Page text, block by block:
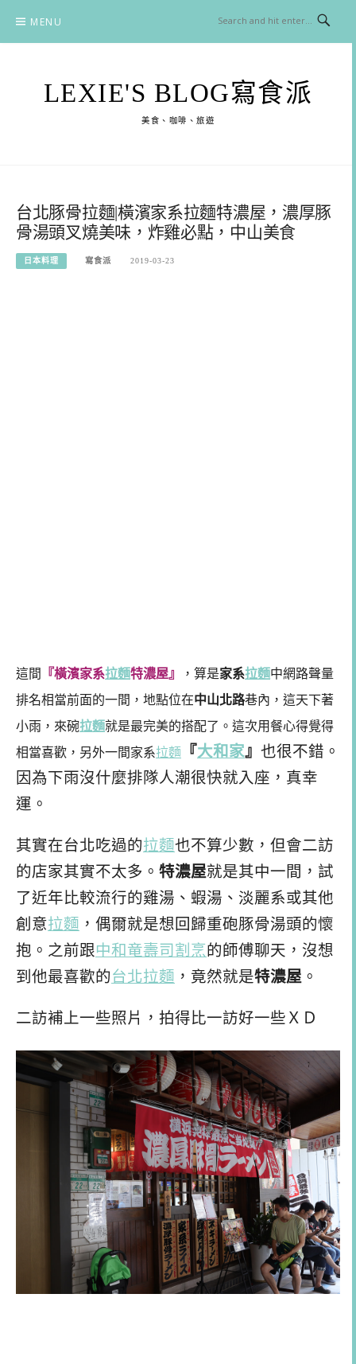
content
MENU
LEXIE'S BLOG寫食派
美食、咖啡、旅遊
台北豚骨拉麵|橫濱家系拉麵特濃屋，濃厚豚
骨湯頭叉燒美味，炸雞必點，中山美食
日本料理 寫食派 2019-03-23
這間 『橫濱家系拉麵特濃屋』 ，算是家系拉麵中網路聲量
排名相當前面的一間，地點位在中山北路巷內，這天下著
小雨 ，來碗拉麵就是最完美的搭配了。這次用餐心得覺得
相當喜歡，另外一間家系拉麵 『 大和家』 也很不錯。
因為下雨沒什麼排隊人潮很快就入座，真幸
運。
其實在台北吃過的拉麵也不算少數，但會二訪
的店家其實不太多。 特濃屋就是其中一間，試
了近年比較流行的雞湯、蝦湯、淡麗系或其他
創意拉麵 ，偶爾就是想回歸重砲豚骨湯頭的懷
抱。之前跟中和竜壽司割烹的師傅聊天，沒想
到他最喜歡的台北拉麵 ，竟然就是特濃屋 。
二訪補上一些照片，拍得比一訪好一些ＸＤ